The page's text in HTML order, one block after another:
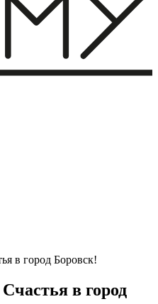
в город Боровск!
в город